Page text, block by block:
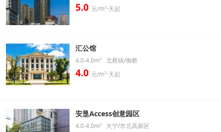
5.0 元/m²⋅天起
汇公馆
4.0-4.0m² 北蔡镇/御桥
4.0 元/m²⋅天起
安垦Access创意园区
4.0-4.0m² 大宁/市北高新区